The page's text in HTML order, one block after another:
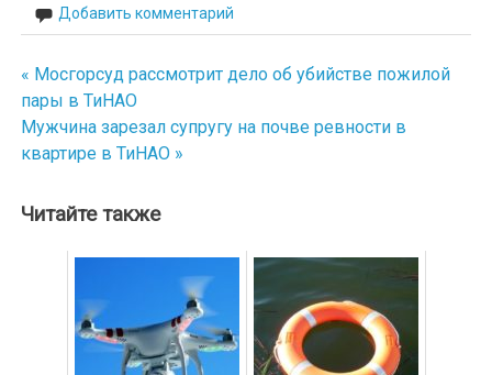
Добавить комментарий
Навигация
по
записям
« Мосгорсуд рассмотрит дело об убийстве пожилой
пары в ТиНАО
Мужчина зарезал супругу на почве ревности в
квартире в ТиНАО »
Читайте также